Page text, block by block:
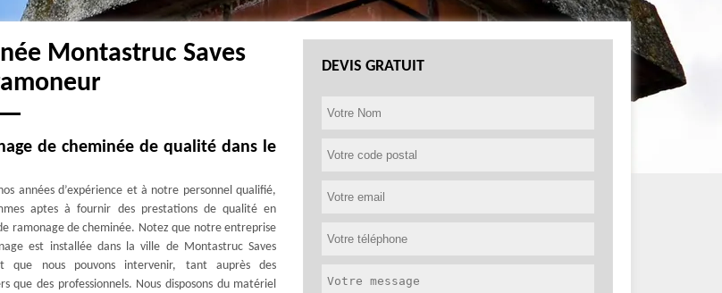
Montastruc Saves
de cheminée de qualité dans le
années d’expérience et à notre personnel qualifié,
aptes à fournir des prestations de qualité en
ramonage de cheminée. Notez que notre entreprise
est installée dans la ville de Montastruc Saves
que nous pouvons intervenir, tant auprès des
que des professionnels. Nous disposons du matériel
DEVIS GRATUIT